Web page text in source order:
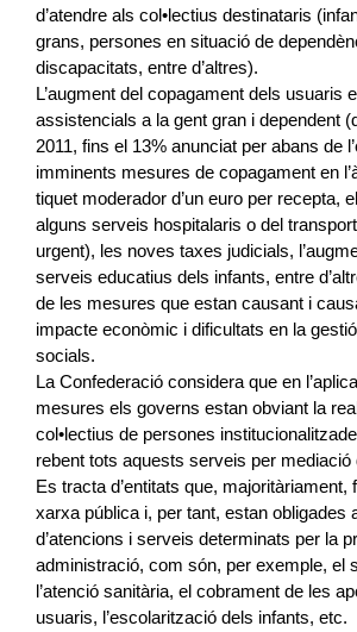
d’atendre als col•lectius destinataris
grans, persones en situació de
discapacitats, entre d’altres).
L’augment del copagament dels usuaris
assistencials a la gent gran i dependent
2011, fins el 13% anunciat per abans de
imminents mesures de copagament en
tiquet moderador d’un euro per recepta,
alguns serveis hospitalaris o del
urgent), les noves taxes judicials,
serveis educatius dels infants, entre
de les mesures que estan causant i
impacte econòmic i dificultats en la
socials.
La Confederació considera que en
mesures els governs estan obviant la
col•lectius de persones
rebent tots aquests serveis per mediació
Es tracta d’entitats que, majoritàriament,
xarxa pública i, per tant, estan obligades
d’atencions i serveis determinats per la
administració, com són, per exemple, el
l’atenció sanitària, el cobrament de les
usuaris, l’escolarització dels infants, etc.